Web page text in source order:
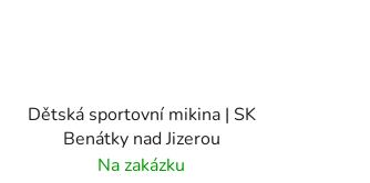
Dětská sportovní mikina | SK
Benátky nad Jizerou
Na zakázku